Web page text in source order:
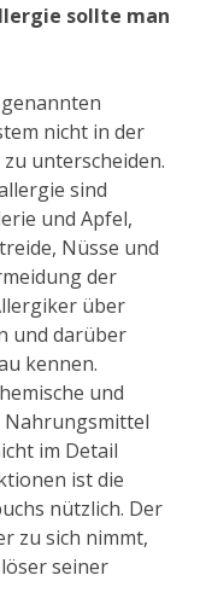
sollte man
nicht in der
unterscheiden.
sind
und Apfel,
Nüsse und
der
über
und darüber
kennen.
und
Nahrungsmittel
im Detail
ist die
nützlich. Der
zu sich nimmt,
seiner